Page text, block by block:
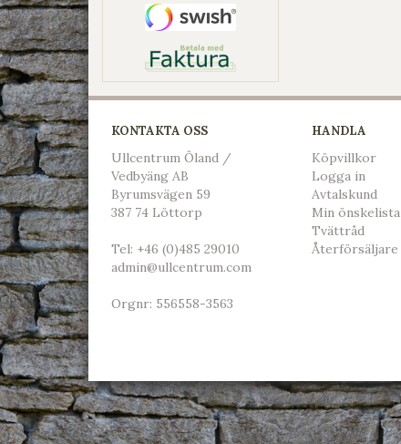
KONTAKTA OSS
Ullcentrum Öland /
Vedbyäng AB
Byrumsvägen 59
387 74 Löttorp
Tel: +46 (0)485 29010
admin@ullcentrum.com
Orgnr: 556558-3563
HANDLA
Köpvillkor
Logga in
Avtalskund
Min önskelista
Tvättråd
Återförsäljare